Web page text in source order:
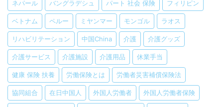
ネパール バングラデシュ パート 社会 保険 フィリピン
ベトナム ペルー ミヤンマー モンゴル ラオス
リハビリテーション 中国China 介護 介護グッズ
介護サービス 介護施設 介護用品 休業手当
健康 保険 扶養 労働保険とは 労働者災害補償保険法
協同組合 在日中国人 外国人労働者 外国人労働者保険